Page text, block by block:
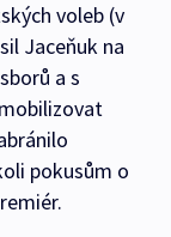
voleb (v
Jaceňuk na
a s
pokusům o